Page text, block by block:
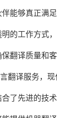
能够真正满
的工作方式
翻译质量和客
翻译服务，
了先进的技